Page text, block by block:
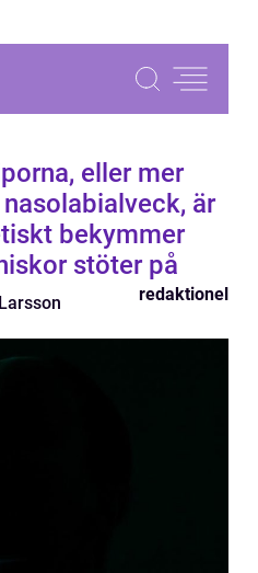
eller mer
är
bekymmer
stöter på
redaktionel